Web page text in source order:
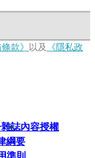
款》 以及 《隱私政
誌內容授權
綱要